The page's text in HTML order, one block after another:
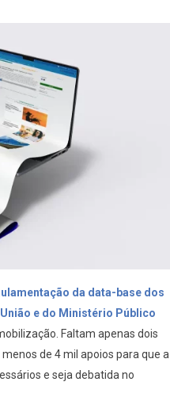
da data-base dos
e do Ministério Público
Faltam apenas dois
de 4 mil apoios para que a
e seja debatida no